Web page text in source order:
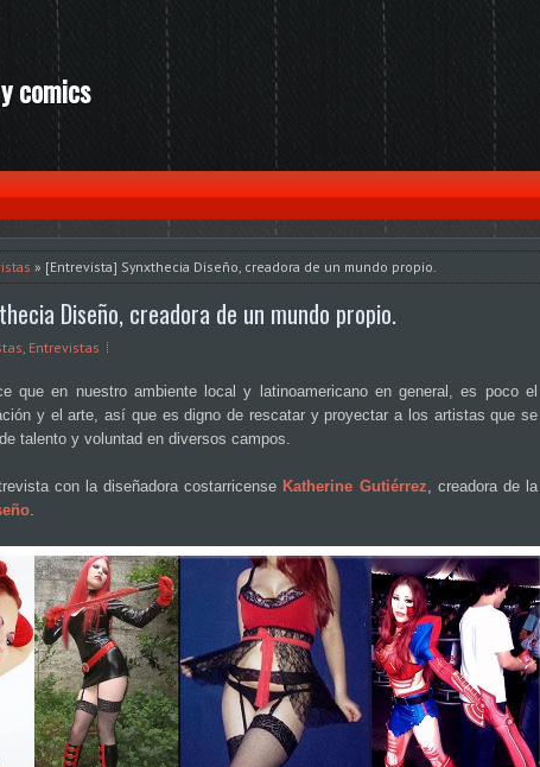
comics
» [Entrevista] Synxthecia Diseño, creadora de un mundo propio.
Diseño, creadora de un mundo propio.
, Entrevistas
que en nuestro ambiente local y latinoamericano en general, es poco el
y el arte, así que es digno de rescatar y proyectar a los artistas que se
talento y voluntad en diversos campos.
con la diseñadora costarricense Katherine Gutiérrez, creadora de la
.